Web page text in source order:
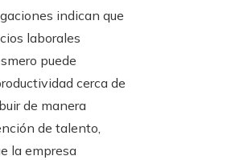
indican que
laborales
puede
cerca de
de manera
de talento,
la empresa